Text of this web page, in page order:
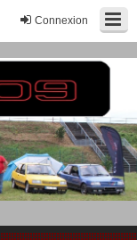
Connexion